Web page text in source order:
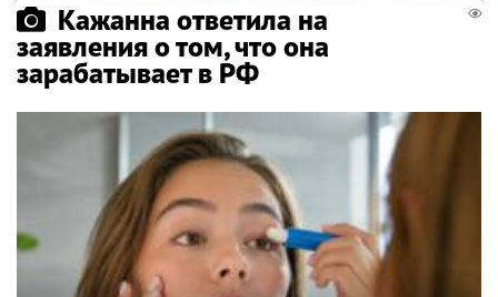
Кажанна ответила на
заявления о том, что она
зарабатывает в РФ